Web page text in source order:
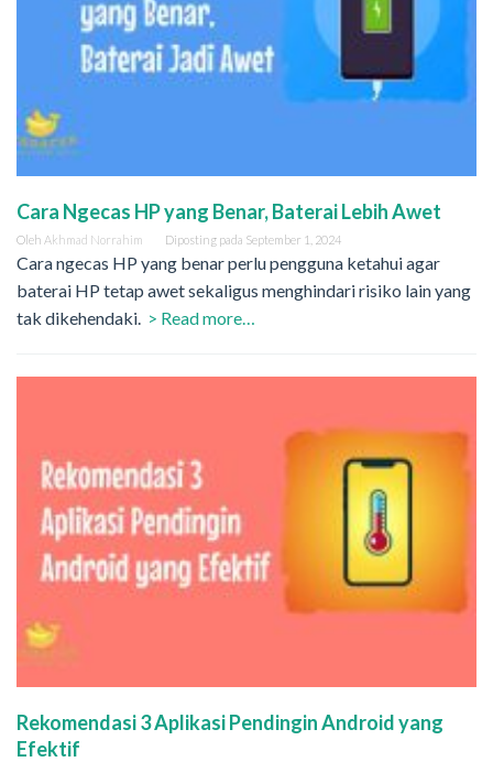
Cara Ngecas HP yang Benar, Baterai Lebih Awet
Oleh Akhmad Norrahim Diposting pada September 1, 2024
Cara ngecas HP yang benar perlu pengguna ketahui agar
baterai HP tetap awet sekaligus menghindari risiko lain yang
tak dikehendaki. > Read more…
Rekomendasi 3 Aplikasi Pendingin Android yang
Efektif